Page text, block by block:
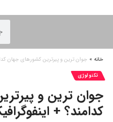
خانه » جوان ترین و پیرترین کشورهای جهان
تکنولوژی
جوان ترین و
کدامند؟ +